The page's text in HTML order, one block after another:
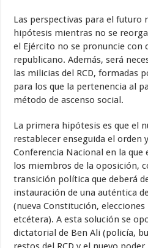
Las perspectivas para el futuro
hipótesis mientras no se
el Ejército no se pronuncie con
republicano. Además, será
las milicias del RCD, formadas
para los que la pertenencia al
método de ascenso social.
La primera hipótesis es que el
restablecer enseguida el orden
Conferencia Nacional en la
los miembros de la oposición,
transición política que deberá
instauración de una auténtica
(nueva Constitución,
etcétera). A esta solución se
dictatorial de Ben Ali (policía,